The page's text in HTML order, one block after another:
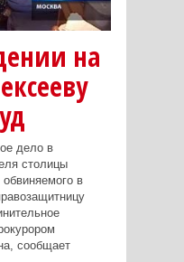
на
дело в
столицы
в
сообщает